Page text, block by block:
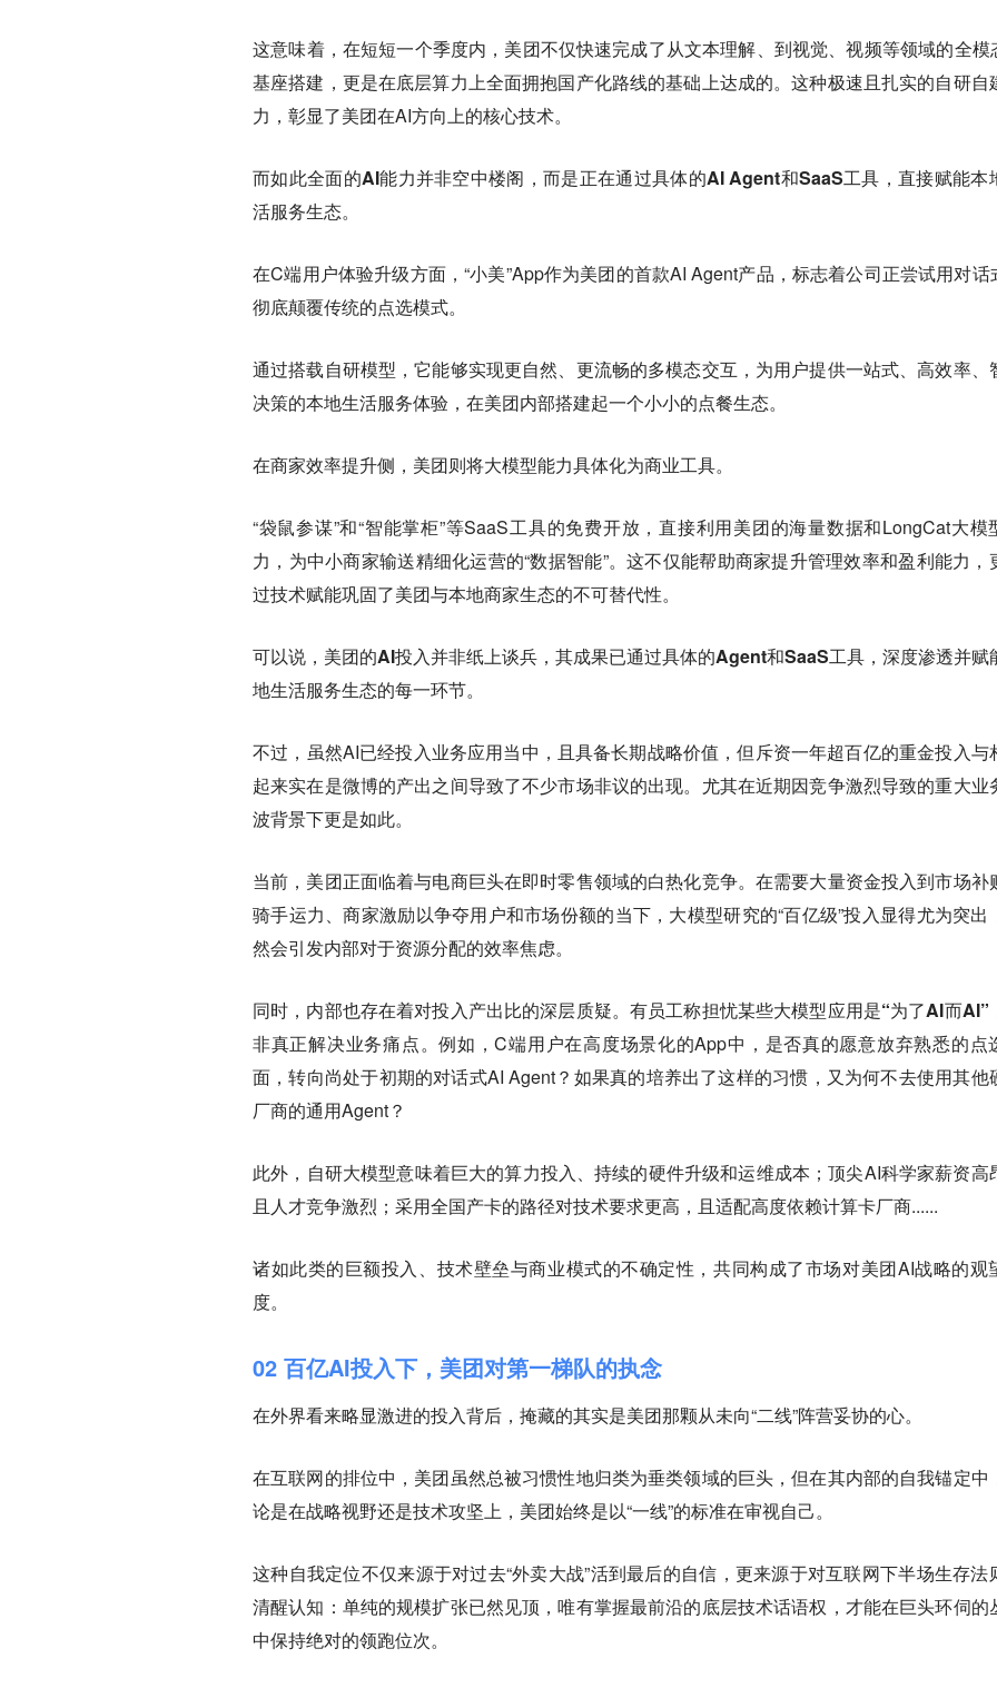
这意味着，在短短一个季度内，美团不仅快速完成了从文本理解、到视觉、视频等领域的全模
基座搭建，更是在底层算力上全面拥抱国产化路线的基础上达成的。这种极速且扎实的自研自
力，彰显了美团在AI方向上的核心技术。
而如此全面的AI能力并非空中楼阁，而是正在通过具体的AI Agent和SaaS工具，直接赋能本
活服务生态。
在C端用户体验升级方面，“小美”App作为美团的首款AI Agent产品，标志着公司正尝试用对话
彻底颠覆传统的点选模式。
通过搭载自研模型，它能够实现更自然、更流畅的多模态交互，为用户提供一站式、高效率、
决策的本地生活服务体验，在美团内部搭建起一个小小的点餐生态。
在商家效率提升侧，美团则将大模型能力具体化为商业工具。
“袋鼠参谋”和“智能掌柜”等SaaS工具的免费开放，直接利用美团的海量数据和LongCat大模
力，为中小商家输送精细化运营的“数据智能”。这不仅能帮助商家提升管理效率和盈利能力，
过技术赋能巩固了美团与本地商家生态的不可替代性。
可以说，美团的AI投入并非纸上谈兵，其成果已通过具体的Agent和SaaS工具，深度渗透并赋
地生活服务生态的每一环节。
不过，虽然AI已经投入业务应用当中，且具备长期战略价值，但斥资一年超百亿的重金投入与
起来实在是微博的产出之间导致了不少市场非议的出现。尤其在近期因竞争激烈导致的重大业
波背景下更是如此。
当前，美团正面临着与电商巨头在即时零售领域的白热化竞争。在需要大量资金投入到市场补
骑手运力、商家激励以争夺用户和市场份额的当下，大模型研究的“百亿级”投入显得尤为突出
然会引发内部对于资源分配的效率焦虑。
同时，内部也存在着对投入产出比的深层质疑。 有员工称担忧某些大模型应用是“为了AI而AI”
非真正解决业务痛点。例如，C端用户在高度场景化的App中，是否真的愿意放弃熟悉的点
面，转向尚处于初期的对话式AI Agent？如果真的培养出了这样的习惯，又为何不去使用其他
厂商的通用Agent？
此外，自研大模型意味着巨大的算力投入、持续的硬件升级和运维成本；顶尖AI科学家薪资高
且人才竞争激烈；采用全国产卡的路径对技术要求更高，且适配高度依赖计算卡厂商......
诸如此类的巨额投入、技术壁垒与商业模式的不确定性，共同构成了市场对美团AI战略的观
度。
02 百亿AI投入下，美团对第一梯队的执念
在外界看来略显激进的投入背后，掩藏的其实是美团那颗从未向“二线”阵营妥协的心。
在互联网的排位中，美团虽然总被习惯性地归类为垂类领域的巨头，但在其内部的自我锚定中
论是在战略视野还是技术攻坚上，美团始终是以“一线”的标准在审视自己。
这种自我定位不仅来源于对过去“外卖大战”活到最后的自信，更来源于对互联网下半场生存法
清醒认知：单纯的规模扩张已然见顶，唯有掌握最前沿的底层技术话语权，才能在巨头环伺的
中保持绝对的领跑位次。